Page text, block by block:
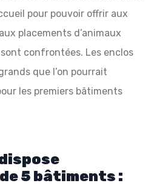
pour pouvoir offrir aux
placements d’animaux
confrontées. Les enclos
que l’on pourrait
les premiers bâtiments
5 bâtiments :